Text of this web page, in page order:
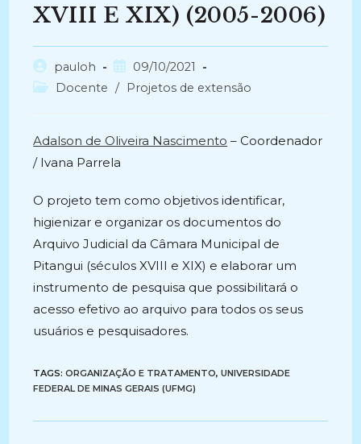
XVIII E XIX) (2005-2006)
Autor
do
pauloh
Post
publicado:
09/10/2021
Categoria
Docente / Projetos de extensão
Adalson de Oliveira Nascimento – Coordenador
/ Ivana Parrela
O projeto tem como objetivos identificar,
higienizar e organizar os documentos do
Arquivo Judicial da Câmara Municipal de
Pitangui (séculos XVIII e XIX) e elaborar um
instrumento de pesquisa que possibilitará o
acesso efetivo ao arquivo para todos os seus
usuários e pesquisadores.
TAGS:ORGANIZAÇÃO E TRATAMENTO, UNIVERSIDADE
FEDERAL DE MINAS GERAIS (UFMG)